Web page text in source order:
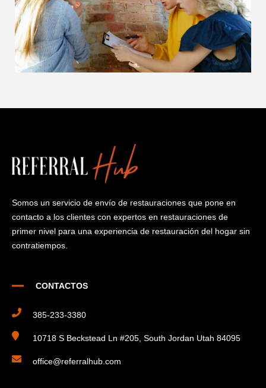
Somos un servicio de envío de restauraciones que pone en
contacto a los clientes con expertos en restauraciones de
primer nivel para una experiencia de restauración del hogar sin
contratiempos.
CONTACTOS
385-233-3380
10718 S Beckstead Ln #205, South Jordan Utah 84095
office@referralhub.com